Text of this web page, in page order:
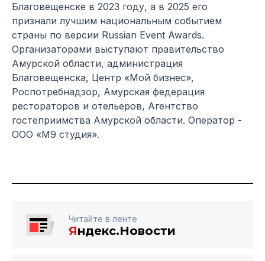
Благовещенске в 2023 году, а в 2025 его
признали лучшим национальным событием
страны по версии Russian Event Awards.
Организаторами выступают правительство
Амурской области, администрация
Благовещенска, Центр «Мой бизнес»,
Роспотребнадзор, Амурская федерация
рестораторов и отельеров, Агентство
гостеприимства Амурской области. Оператор -
ООО «М9 студия».
Читайте в ленте
Яндекс.Новости